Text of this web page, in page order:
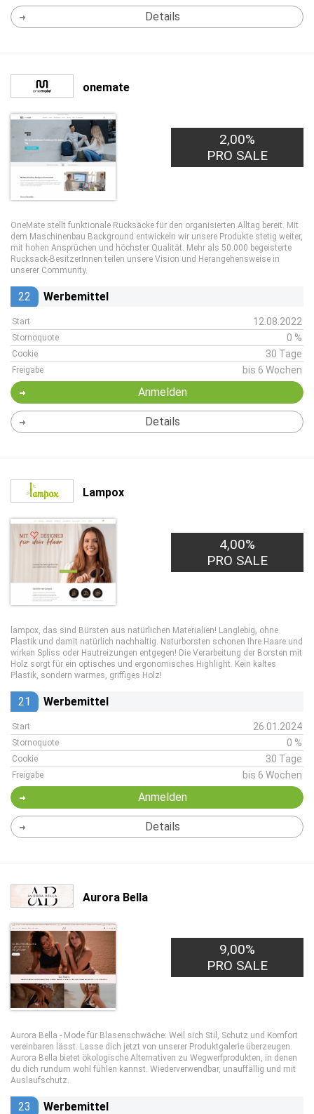
Details
onemate
2,00%
PRO SALE
OneMate stellt funktionale Rucksäcke für den organisierten Alltag bereit. Mit
dem Maschinenbau Background entwickeln wir unsere Produkte stetig weiter,
mit hohen Ansprüchen und höchster Qualität. Mehr als 50.000 begeisterte
Rucksack-BesitzerInnen teilen unsere Vision und Herangehensweise in
unserer Community.
22 Werbemittel
Start 12.08.2022
Stornoquote 0 %
Cookie 30 Tage
Freigabe bis 6 Wochen
Anmelden
Details
Lampox
4,00%
PRO SALE
lampox, das sind Bürsten aus natürlichen Materialien! Langlebig, ohne
Plastik und damit natürlich nachhaltig. Naturborsten schonen Ihre Haare und
wirken Spliss oder Hautreizungen entgegen! Die Verarbeitung der Borsten mit
Holz sorgt für ein optisches und ergonomisches Highlight. Kein kaltes
Plastik, sondern warmes, griffiges Holz!
21 Werbemittel
Start 26.01.2024
Stornoquote 0 %
Cookie 30 Tage
Freigabe bis 6 Wochen
Anmelden
Details
Aurora Bella
9,00%
PRO SALE
Aurora Bella - Mode für Blasenschwäche: Weil sich Stil, Schutz und Komfort
vereinbaren lässt. Lasse dich jetzt von unserer Produktgalerie überzeugen.
Aurora Bella bietet ökologische Alternativen zu Wegwerfprodukten, in denen
du dich rundum wohl fühlen kannst. Wiederverwendbar, unauffällig und mit
Auslaufschutz.
23 Werbemittel